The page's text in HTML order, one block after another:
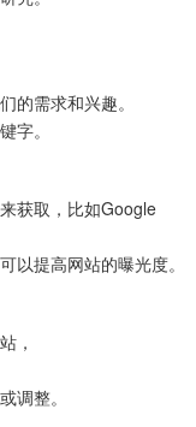
的需求和兴趣。
字。
获取，比如Google
以提高网站的曝光度。
，
调整。